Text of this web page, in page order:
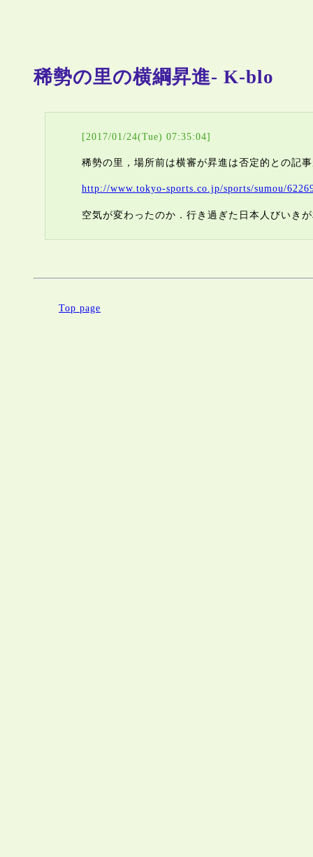
稀勢の里の横綱昇進- K-blo
[2017/01/24(Tue) 07:35:04]
稀勢の里，場所前は横審が昇進は否定的との記
http://www.tokyo-sports.co.jp/sports/sumou/
空気が変わったのか．行き過ぎた日本人びいき
Top page